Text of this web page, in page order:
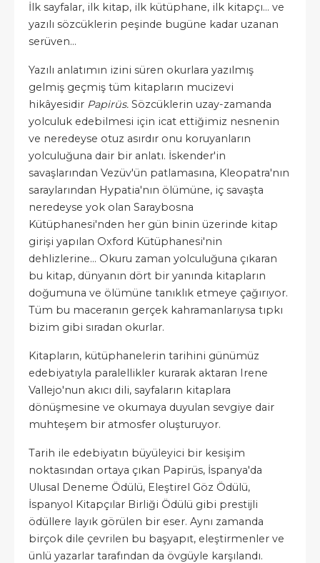
İlk sayfalar, ilk kitap, ilk kütüphane, ilk kitapçı... ve
yazılı sözcüklerin peşinde bugüne kadar uzanan
serüven...
Yazılı anlatımın izini süren okurlara yazılmış
gelmiş geçmiş tüm kitapların mucizevi
hikâyesidir Papirüs. Sözcüklerin uzay-zamanda
yolculuk edebilmesi için icat ettiğimiz nesnenin
ve neredeyse otuz asırdır onu koruyanların
yolculuğuna dair bir anlatı. İskender'in
savaşlarından Vezüv'ün patlamasına, Kleopatra'nın
saraylarından Hypatia'nın ölümüne, iç savaşta
neredeyse yok olan Saraybosna
Kütüphanesi'nden her gün binin üzerinde kitap
girişi yapılan Oxford Kütüphanesi'nin
dehlizlerine… Okuru zaman yolculuğuna çıkaran
bu kitap, dünyanın dört bir yanında kitapların
doğumuna ve ölümüne tanıklık etmeye çağırıyor.
Tüm bu maceranın gerçek kahramanlarıysa tıpkı
bizim gibi sıradan okurlar.
Kitapların, kütüphanelerin tarihini günümüz
edebiyatıyla paralellikler kurarak aktaran Irene
Vallejo'nun akıcı dili, sayfaların kitaplara
dönüşmesine ve okumaya duyulan sevgiye dair
muhteşem bir atmosfer oluşturuyor.
Tarih ile edebiyatın büyüleyici bir kesişim
noktasından ortaya çıkan Papirüs, İspanya'da
Ulusal Deneme Ödülü, Eleştirel Göz Ödülü,
İspanyol Kitapçılar Birliği Ödülü gibi prestijli
ödüllere layık görülen bir eser. Aynı zamanda
birçok dile çevrilen bu başyapıt, eleştirmenler ve
ünlü yazarlar tarafından da övgüyle karşılandı.